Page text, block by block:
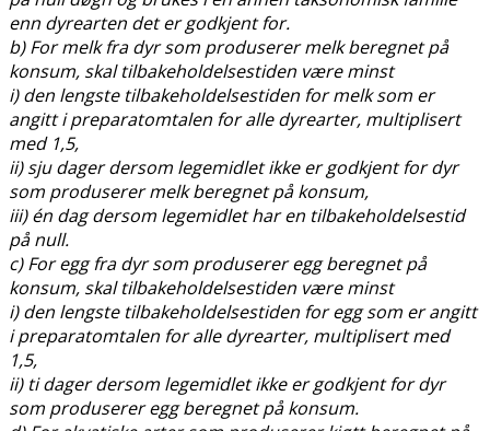
enn dyrearten det er godkjent for.
b) For melk fra dyr som produserer melk beregnet på
konsum, skal tilbakeholdelsestiden være minst
i) den lengste tilbakeholdelsestiden for melk som er
angitt i preparatomtalen for alle dyrearter, multiplisert
med 1,5,
ii) sju dager dersom legemidlet ikke er godkjent for dyr
som produserer melk beregnet på konsum,
iii) én dag dersom legemidlet har en tilbakeholdelsestid
på null.
c) For egg fra dyr som produserer egg beregnet på
konsum, skal tilbakeholdelsestiden være minst
i) den lengste tilbakeholdelsestiden for egg som er angitt
i preparatomtalen for alle dyrearter, multiplisert med
1,5,
ii) ti dager dersom legemidlet ikke er godkjent for dyr
som produserer egg beregnet på konsum.